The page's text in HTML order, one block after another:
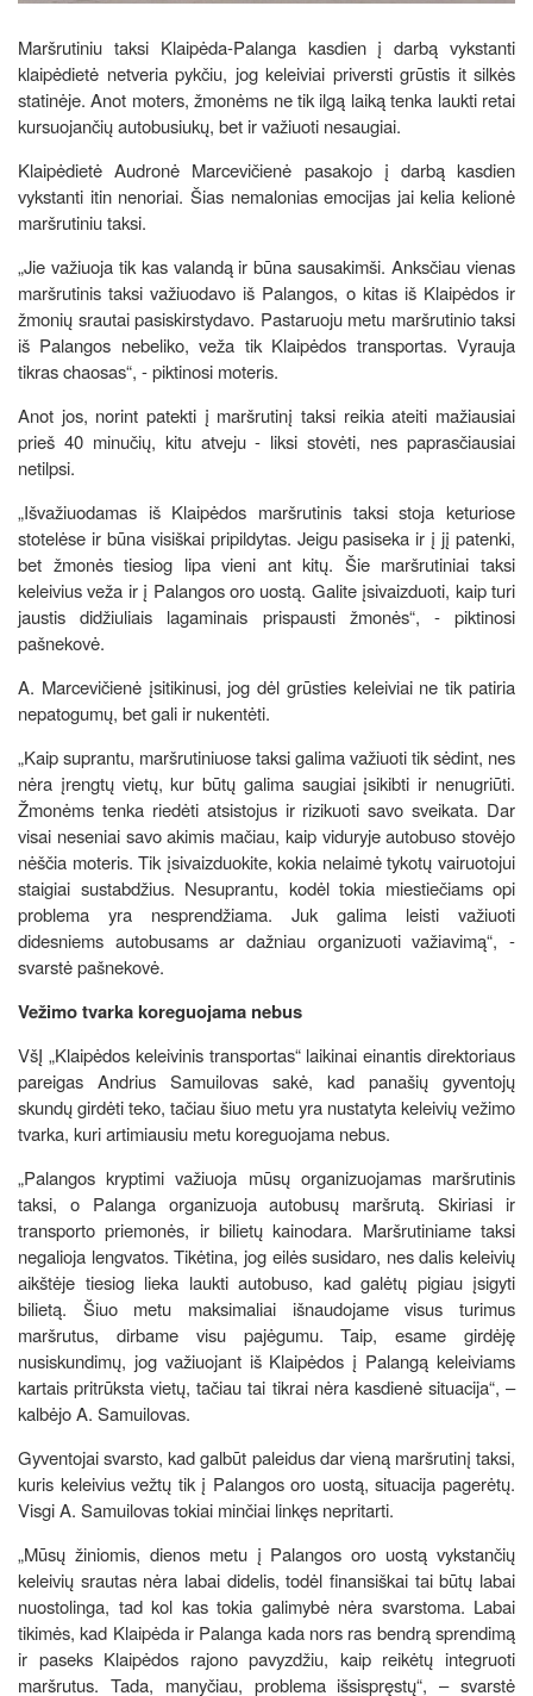
Maršrutiniu taksi Klaipėda-Palanga kasdien į darbą vykstanti
klaipėdietė netveria pykčiu, jog keleiviai priversti grūstis it silkės
statinėje. Anot moters, žmonėms ne tik ilgą laiką tenka laukti retai
kursuojančių autobusiukų, bet ir važiuoti nesaugiai.
Klaipėdietė Audronė Marcevičienė pasakojo į darbą kasdien
vykstanti itin nenoriai. Šias nemalonias emocijas jai kelia kelionė
maršrutiniu taksi.
„Jie važiuoja tik kas valandą ir būna sausakimši. Anksčiau vienas
maršrutinis taksi važiuodavo iš Palangos, o kitas iš Klaipėdos ir
žmonių srautai pasiskirstydavo. Pastaruoju metu maršrutinio taksi
iš Palangos nebeliko, veža tik Klaipėdos transportas. Vyrauja
tikras chaosas“, - piktinosi moteris.
Anot jos, norint patekti į maršrutinį taksi reikia ateiti mažiausiai
prieš 40 minučių, kitu atveju - liksi stovėti, nes paprasčiausiai
netilpsi.
„Išvažiuodamas iš Klaipėdos maršrutinis taksi stoja keturiose
stotelėse ir būna visiškai pripildytas. Jeigu pasiseka ir į jį patenki,
bet žmonės tiesiog lipa vieni ant kitų. Šie maršrutiniai taksi
keleivius veža ir į Palangos oro uostą. Galite įsivaizduoti, kaip turi
jaustis didžiuliais lagaminais prispausti žmonės“, - piktinosi
pašnekovė.
A. Marcevičienė įsitikinusi, jog dėl grūsties keleiviai ne tik patiria
nepatogumų, bet gali ir nukentėti.
„Kaip suprantu, maršrutiniuose taksi galima važiuoti tik sėdint, nes
nėra įrengtų vietų, kur būtų galima saugiai įsikibti ir nenugriūti.
Žmonėms tenka riedėti atsistojus ir rizikuoti savo sveikata. Dar
visai neseniai savo akimis mačiau, kaip viduryje autobuso stovėjo
nėščia moteris. Tik įsivaizduokite, kokia nelaimė tykotų vairuotojui
staigiai sustabdžius. Nesuprantu, kodėl tokia miestiečiams opi
problema yra nesprendžiama. Juk galima leisti važiuoti
didesniems autobusams ar dažniau organizuoti važiavimą“, -
svarstė pašnekovė.
Vežimo tvarka koreguojama nebus
VšĮ „Klaipėdos keleivinis transportas“ laikinai einantis direktoriaus
pareigas Andrius Samuilovas sakė, kad panašių gyventojų
skundų girdėti teko, tačiau šiuo metu yra nustatyta keleivių vežimo
tvarka, kuri artimiausiu metu koreguojama nebus.
„Palangos kryptimi važiuoja mūsų organizuojamas maršrutinis
taksi, o Palanga organizuoja autobusų maršrutą. Skiriasi ir
transporto priemonės, ir bilietų kainodara. Maršrutiniame taksi
negalioja lengvatos. Tikėtina, jog eilės susidaro, nes dalis keleivių
aikštėje tiesiog lieka laukti autobuso, kad galėtų pigiau įsigyti
bilietą. Šiuo metu maksimaliai išnaudojame visus turimus
maršrutus, dirbame visu pajėgumu. Taip, esame girdėję
nusiskundimų, jog važiuojant iš Klaipėdos į Palangą keleiviams
kartais pritrūksta vietų, tačiau tai tikrai nėra kasdienė situacija“, –
kalbėjo A. Samuilovas.
Gyventojai svarsto, kad galbūt paleidus dar vieną maršrutinį taksi,
kuris keleivius vežtų tik į Palangos oro uostą, situacija pagerėtų.
Visgi A. Samuilovas tokiai minčiai linkęs nepritarti.
„Mūsų žiniomis, dienos metu į Palangos oro uostą vykstančių
keleivių srautas nėra labai didelis, todėl finansiškai tai būtų labai
nuostolinga, tad kol kas tokia galimybė nėra svarstoma. Labai
tikimės, kad Klaipėda ir Palanga kada nors ras bendrą sprendimą
ir paseks Klaipėdos rajono pavyzdžiu, kaip reikėtų integruoti
maršrutus. Tada, manyčiau, problema išsispręstų“, – svarstė